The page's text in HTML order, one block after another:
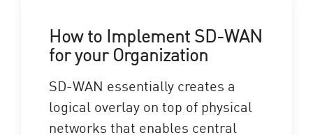
How to Implement SD-WAN
for your Organization
SD-WAN essentially creates a
logical overlay on top of physical
networks that enables central